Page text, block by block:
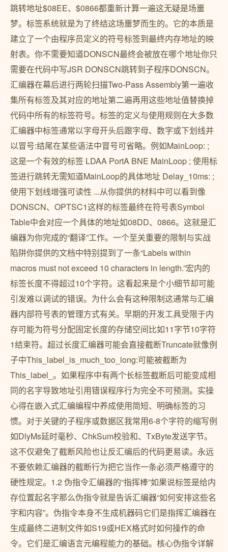
跳转地址$08EE、$0866都重新计算一遍这无疑是场噩
梦。标签系统就是为了终结这场噩梦而生的。它的本质是
建立了一个由程序员定义的符号标签到最终内存地址的映
射表。你不需要知道DONSCN最终会被放在哪个地址你只
需要在代码中写JSR DONSCN跳转到子程序DONSCN。
汇编器在幕后进行两轮扫描Two-Pass Assembly第一遍收
集所有标签及其对应的地址第二遍再用这些地址值替换掉
代码中所有的标签符号。标签的定义与使用规则在大多数
汇编器中标签通常以字母开头后跟字母、数字或下划线并
以冒号:结尾在某些语法中冒号可省略。例如MainLoop: ;
这是一个有效的标签 LDAA PortA BNE MainLoop ; 使用标
签进行跳转无需知道MainLoop的具体地址 Delay_10ms: ;
使用下划线增强可读性 ...从你提供的材料中可以看到像
DONSCN、OPTSC1这样的标签最终在符号表Symbol
Table中会对应一个具体的地址如08DD、0866。这就是汇
编器为你完成的“翻译”工作。一个至关重要的限制与实战
陷阱你提供的文档中特别提到了一条“Labels within
macros must not exceed 10 characters in length.”宏内的
标签长度不得超过10个字符。这看起来是个小细节却可能
引发难以调试的错误。为什么会有这种限制这通常与汇编
器内部符号表的管理方式有关。早期的开发工具受限于内
存可能为符号分配固定长度的存储空间比如11字节10字符
1结束符。超过长度汇编器可能会直接截断Truncate就像例
子中This_label_is_much_too_long:可能被截断为
This_label_。如果程序中有两个长标签截断后可能变成相
同的名字导致地址引用错误程序行为完全不可预测。实操
心得在嵌入式汇编编程中养成使用简短、明确标签的习
惯。对于关键的子程序或数据区我常用6-8个字符的缩写例
如DlyMs延时毫秒、ChkSum校验和、TxByte发送字节。
这不仅避免了截断风险也让反汇编后的代码更易读。永远
不要依赖汇编器的截断行为把它当作一条必须严格遵守的
硬性规定。1.2 伪指令汇编器的“指挥棒”如果说标签是给内
存位置起名字那么伪指令就是告诉汇编器“如何安排这些名
字和内容”。伪指令本身不生成机器码它们是指挥汇编器在
生成最终二进制文件如S19或HEX格式时如何操作的命
令。它们是汇编语言元编程能力的基础。核心伪指令详解